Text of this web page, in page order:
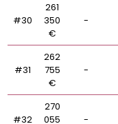
#30
261
350
€
-
#31
262
755
€
-
#32
270
055
-